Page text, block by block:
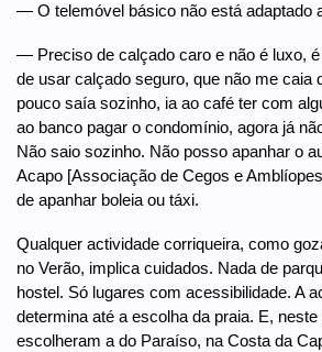
— O telemóvel básico não está adaptado
— Preciso de calçado caro e não é luxo,
de usar calçado seguro, que não me caia
pouco saía sozinho, ia ao café ter com
ao banco pagar o condomínio, agora já
Não saio sozinho. Não posso apanhar o
Acapo [Associação de Cegos e
de apanhar boleia ou táxi.
Qualquer actividade corriqueira, como
no Verão, implica cuidados. Nada de
hostel. Só lugares com acessibilidade. A
determina até a escolha da praia. E, neste
escolheram a do Paraíso, na Costa da